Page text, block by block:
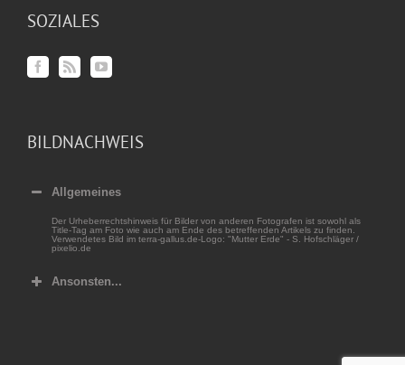
SOZIALES
BILDNACHWEIS
Allgemeines
Der Urheberrechtshinweis für Bilder von anderen Fotografen ist sowohl als
Title-Tag am Foto wie auch am Ende des betreffenden Artikels zu finden.
Verwendetes Bild im terra-gallus.de-Logo: "Mutter Erde" - S. Hofschläger /
pixelio.de
Ansonsten...